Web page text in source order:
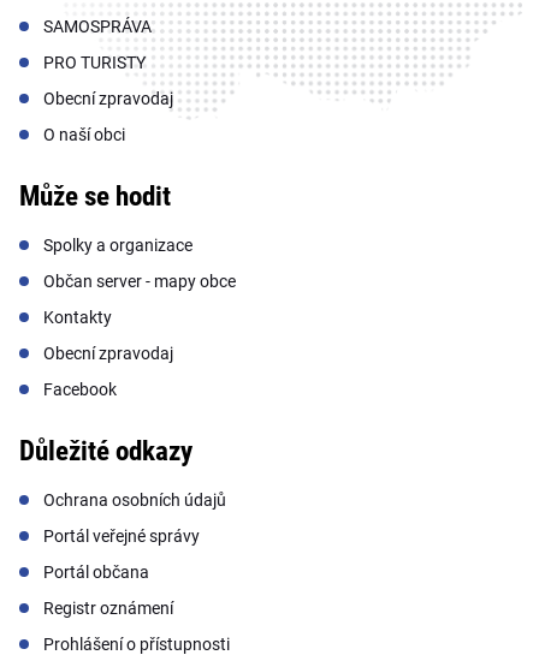
SAMOSPRÁVA
PRO TURISTY
Obecní zpravodaj
O naší obci
Může se hodit
Spolky a organizace
Občan server - mapy obce
Kontakty
Obecní zpravodaj
Facebook
Důležité odkazy
Ochrana osobních údajů
Portál veřejné správy
Portál občana
Registr oznámení
Prohlášení o přístupnosti